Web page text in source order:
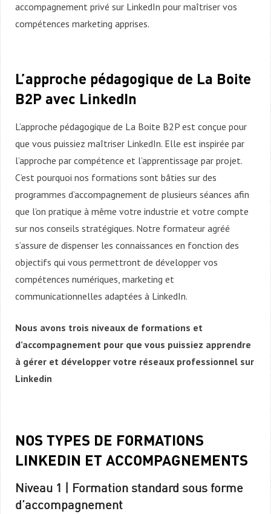
accompagnement privé sur LinkedIn pour maîtriser vos
compétences marketing apprises.
L’approche pédagogique de La Boite
B2P avec LinkedIn
L’approche pédagogique de La Boite B2P est conçue pour
que vous puissiez maîtriser LinkedIn. Elle est inspirée par
l’approche par compétence et l’apprentissage par projet.
C’est pourquoi nos formations sont bâties sur des
programmes d’accompagnement de plusieurs séances afin
que l’on pratique à même votre industrie et votre compte
sur nos conseils stratégiques. Notre formateur agréé
s’assure de dispenser les connaissances en fonction des
objectifs qui vous permettront de développer vos
compétences numériques, marketing et
communicationnelles adaptées à LinkedIn.
Nous avons trois niveaux de formations et
d’accompagnement pour que vous puissiez apprendre
à gérer et développer votre réseaux professionnel sur
Linkedin
NOS TYPES DE FORMATIONS
LINKEDIN ET ACCOMPAGNEMENTS
Niveau 1 | Formation standard sous forme
d’accompagnement